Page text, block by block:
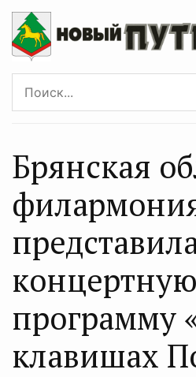
Брянская
концертную
программу
клавишах